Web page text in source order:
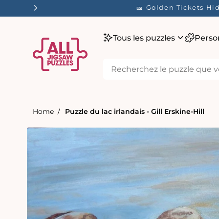
🎫 Golden Tickets
Tous les puzzles
Home Puzzle du lac irlandais - Gill Erskine-Hill
informations